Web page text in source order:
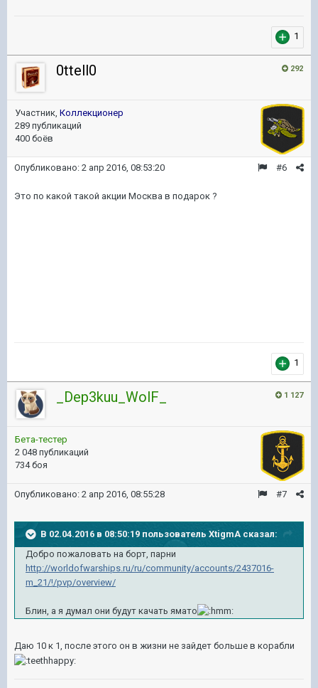
1
292
0ttell0
Участник, Коллекционер
289 публикаций
400 боёв
#6
Опубликовано: 2 апр 2016, 08:53:20
Это по какой такой акции Москва в подарок ?
1
1 127
_Dep3kuu_WolF_
Бета-тестер
2 048 публикаций
734 боя
#7
Опубликовано: 2 апр 2016, 08:55:28
В 02.04.2016 в 08:50:19 пользователь XtigmA сказал:
Добро пожаловать на борт, парни
http://worldofwarships.ru/ru/community/accounts/2437016-
m_21/!/pvp/overview/
Блин, а я думал они будут качать ямато
Даю 10 к 1, после этого он в жизни не зайдет больше в корабли